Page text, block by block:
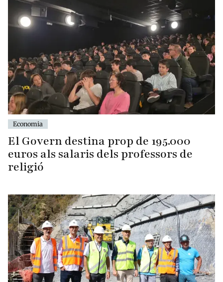
Economia
El Govern destina prop de 195.000
euros als salaris dels professors de
religió